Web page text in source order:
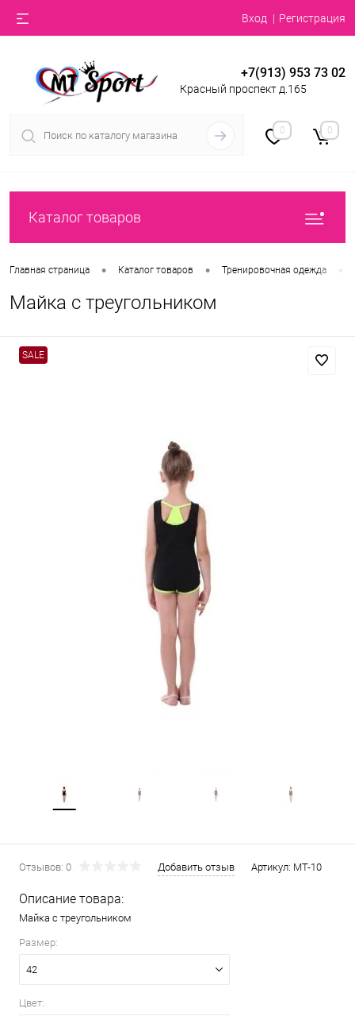
Вход Регистрация
+7(913) 953 73 02
Красный проспект д.165
0 0
Каталог товаров
Главная страница • Каталог товаров • Тренировочная одежда
Майка с треугольником
SALE
Отзывов: 0 Добавить отзыв Артикул: MT-10
Описание товара:
Майка с треугольником
Размер:
42
Цвет: